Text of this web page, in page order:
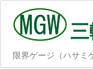
限界ゲージ（ハサミ